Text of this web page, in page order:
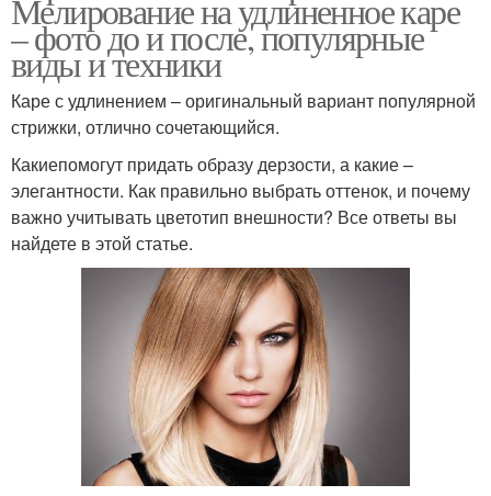
Мелирование на удлиненное каре
– фото до и после, популярные
виды и техники
Каре с удлинением – оригинальный вариант популярной
стрижки, отлично сочетающийся.
Какиепомогут придать образу дерзости, а какие –
элегантности. Как правильно выбрать оттенок, и почему
важно учитывать цветотип внешности? Все ответы вы
найдете в этой статье.